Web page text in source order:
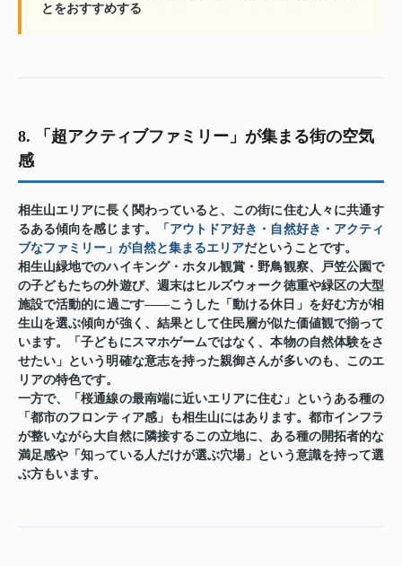
とをおすすめする
8. 「超アクティブファミリー」が集まる街の空気
感
相生山エリアに長く関わっていると、この街に住む人々に共通す
るある傾向を感じます。
「アウトドア好き・自然好き・アクティ
ブなファミリー」が自然と集まるエリアだということです。
相生山緑地でのハイキング・ホタル観賞・野鳥観察、戸笠公園で
の子どもたちの外遊び、週末はヒルズウォーク徳重や緑区の大型
施設で活動的に過ごす——こうした「動ける休日」を好む方が相
生山を選ぶ傾向が強く、結果として住民層が似た価値観で揃って
います。「子どもにスマホゲームではなく、本物の自然体験をさ
せたい」という明確な意志を持った親御さんが多いのも、このエ
リアの特色です。
一方で、「桜通線の最南端に近いエリアに住む」というある種の
「都市のフロンティア感」も相生山にはあります。都市インフラ
が整いながら大自然に隣接するこの立地に、ある種の開拓者的な
満足感や「知っている人だけが選ぶ穴場」という意識を持って選
ぶ方もいます。